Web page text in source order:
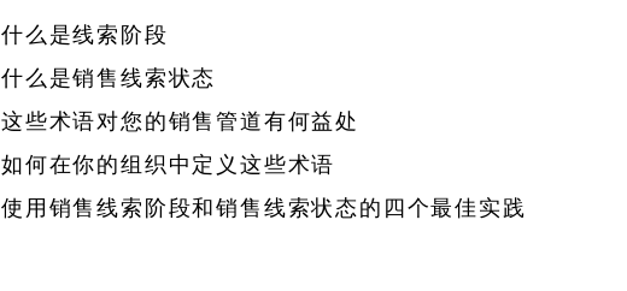
什么是线索阶段
什么是销售线索状态
这些术语对您的销售管道有何益处
如何在你的组织中定义这些术语
使用销售线索阶段和销售线索状态的四个最佳实践